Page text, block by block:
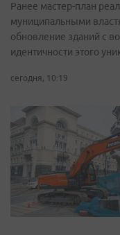
Ранее мастер-план
муниципальными
обновление зданий с
идентичности этого
сегодня, 10:19